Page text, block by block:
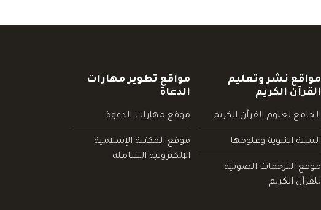
مواقع نشر وتعليم
القرآن الكريم
الجامع لعلوم القرآن الكريم
السنة النبوية وعلومها
موقع الترجمات الصوتية
للقرآن الكريم
مواقع تطوير مهارات
الدعاة
موقع مهارات الدعوة
موقع المكتبة الإسلامية
الإلكترونية الشاملة